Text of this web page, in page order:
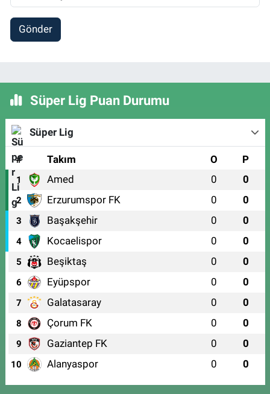
Gönder
Süper Lig Puan Durumu
Süper Lig
# Takım O P
1 Amed 0 0
2 Erzurumspor FK 0 0
3 Başakşehir 0 0
4 Kocaelispor 0 0
5 Beşiktaş 0 0
6 Eyüpspor 0 0
7 Galatasaray 0 0
8 Çorum FK 0 0
9 Gaziantep FK 0 0
10 Alanyaspor 0 0